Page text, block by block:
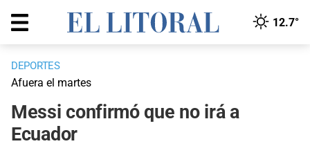
12.7°
DEPORTES
Afuera el martes
Messi confirmó que no irá a
Ecuador